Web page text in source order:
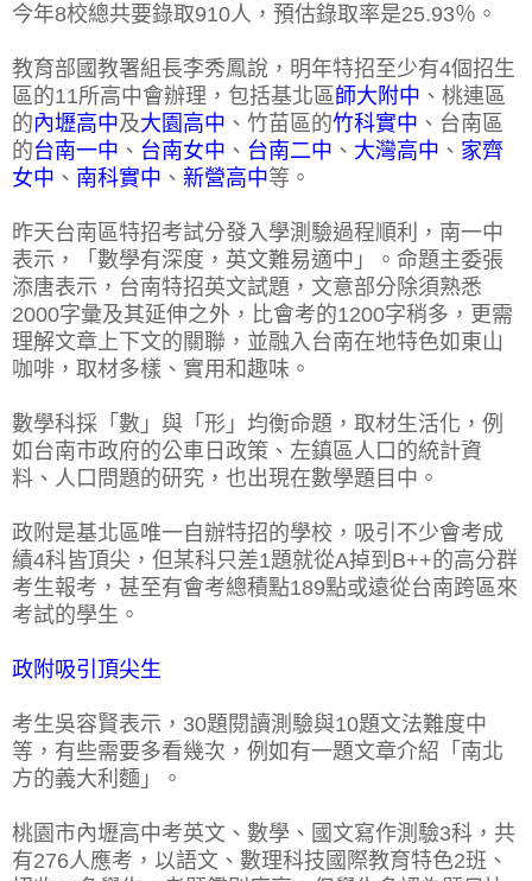
今年8校總共要錄取910人，預估錄取率是25.93％。
教育部國教署組長李秀鳳說，明年特招至少有4個招生
區的11所高中會辦理，包括基北區師大附中 、桃連區
的內壢高中及大園高中 、竹苗區的竹科實中 、台南區
的台南一中 、 台南女中 、 台南二中 、 大灣高中 、 家齊
女中 、 南科實中 、 新營高中等。
昨天台南區特招考試分發入學測驗過程順利，南一中
表示，「數學有深度，英文難易適中」。命題主委張
添唐表示，台南特招英文試題，文意部分除須熟悉
2000字彙及其延伸之外，比會考的1200字稍多，更需
理解文章上下文的關聯，並融入台南在地特色如東山
咖啡，取材多樣、實用和趣味。
數學科採「數」與「形」均衡命題，取材生活化，例
如台南市政府的公車日政策、左鎮區人口的統計資
料、人口問題的研究，也出現在數學題目中。
政附是基北區唯一自辦特招的學校，吸引不少會考成
績4科皆頂尖，但某科只差1題就從A掉到B++的高分群
考生報考，甚至有會考總積點189點或遠從台南跨區來
考試的學生。
政附吸引頂尖生
考生吳容賢表示，30題閱讀測驗與10題文法難度中
等，有些需要多看幾次，例如有一題文章介紹「南北
方的義大利麵」。
桃園市內壢高中考英文、數學、國文寫作測驗3科，共
有276人應考，以語文、數理科技國際教育特色2班、